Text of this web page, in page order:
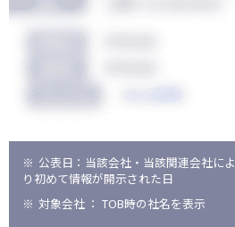
公表日：当該会社・当該関連会社に
り初めて情報が開示された日
対象会社 ： TOB時の社名を表示